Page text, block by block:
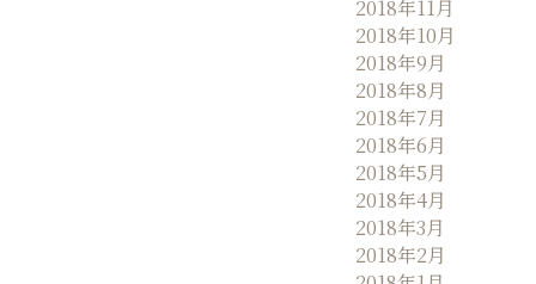
2018年11月
2018年10月
2018年9月
2018年8月
2018年7月
2018年6月
2018年5月
2018年4月
2018年3月
2018年2月